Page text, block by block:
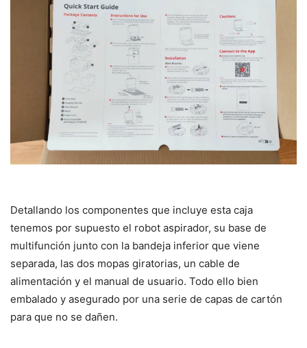
Detallando los componentes que incluye esta caja
tenemos por supuesto el robot aspirador, su base de
multifunción junto con la bandeja inferior que viene
separada, las dos mopas giratorias, un cable de
alimentación y el manual de usuario. Todo ello bien
embalado y asegurado por una serie de capas de cartón
para que no se dañen.